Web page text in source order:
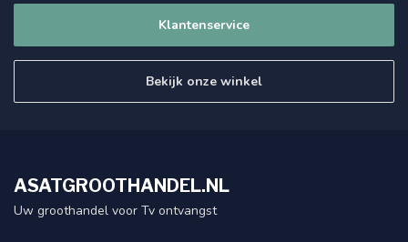
Klantenservice
Bekijk onze winkel
ASATGROOTHANDEL.NL
Uw groothandel voor Tv ontvangst